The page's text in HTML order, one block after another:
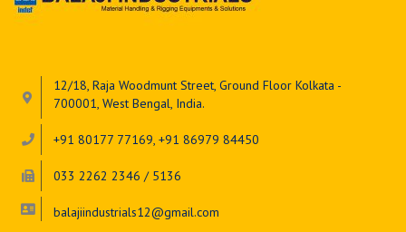
12/18, Raja Woodmunt Street, Ground Floor Kolkata -
700001, West Bengal, India.
+91 80177 77169, +91 86979 84450
033 2262 2346 / 5136
balajiindustrials12@gmail.com